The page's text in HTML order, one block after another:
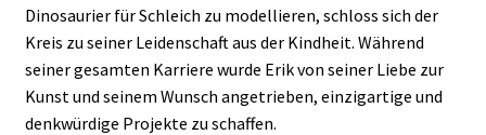
Dinosaurier für Schleich zu modellieren, schloss sich der
Kreis zu seiner Leidenschaft aus der Kindheit. Während
seiner gesamten Karriere wurde Erik von seiner Liebe zur
Kunst und seinem Wunsch angetrieben, einzigartige und
denkwürdige Projekte zu schaffen.